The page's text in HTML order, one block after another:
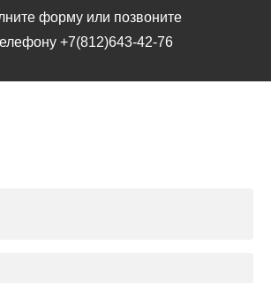
форму или позвоните
+7(812)643-42-76